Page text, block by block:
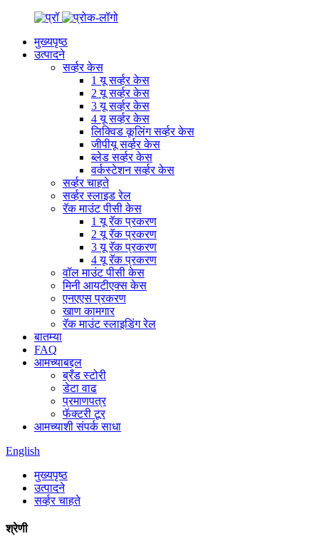
मुख्यपृष्ठ
उत्पादने
सर्व्हर केस
1 यू सर्व्हर केस
2 यू सर्व्हर केस
3 यू सर्व्हर केस
4 यू सर्व्हर केस
लिक्विड कूलिंग सर्व्हर केस
जीपीयू सर्व्हर केस
ब्लेड सर्व्हर केस
वर्कस्टेशन सर्व्हर केस
सर्व्हर चाहते
सर्व्हर स्लाइड रेल
रॅक माउंट पीसी केस
1 यू रॅक प्रकरण
2 यू रॅक प्रकरण
3 यू रॅक प्रकरण
4 यू रॅक प्रकरण
वॉल माउंट पीसी केस
मिनी आयटीएक्स केस
एनएएस प्रकरण
खाण कामगार
रॅक माउंट स्लाइडिंग रेल
बातम्या
FAQ
आमच्याबद्दल
ब्रँड स्टोरी
डेटा वाढ
प्रमाणपत्र
फॅक्टरी टूर
आमच्याशी संपर्क साधा
English
मुख्यपृष्ठ
उत्पादने
सर्व्हर चाहते
श्रेणी